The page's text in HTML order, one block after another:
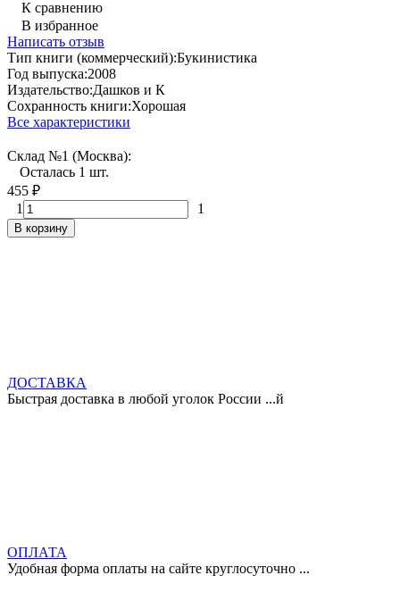
К сравнению
В избранное
Написать отзыв
Тип книги (коммерческий):Букинистика
Год выпуска:2008
Издательство:Дашков и К
Сохранность книги:Хорошая
Все характеристики
Склад №1 (Москва):
Осталась 1 шт.
455 ₽
1
1
В корзину
ДОСТАВКА
Быстрая доставка в любой уголок России ...й
ОПЛАТА
Удобная форма оплаты на сайте круглосуточно ...